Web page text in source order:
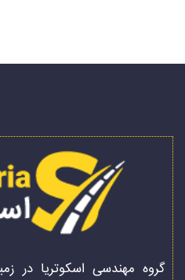
گروه مهندسی اسکوتریا در